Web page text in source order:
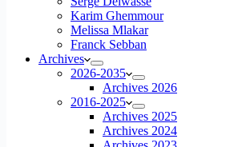
Karim Ghemmour
Melissa Mlakar
Franck Sebban
Archives
2026-2035
Archives 2026
2016-2025
Archives 2025
Archives 2024